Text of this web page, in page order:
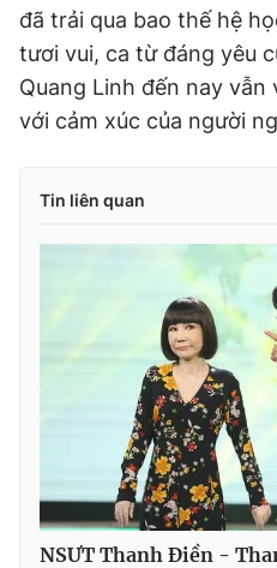
đã trải qua bao thế hệ
tươi vui, ca từ đáng yêu
Quang Linh đến nay
với cảm xúc của người
Tin liên quan
NSƯT Thanh Điền -